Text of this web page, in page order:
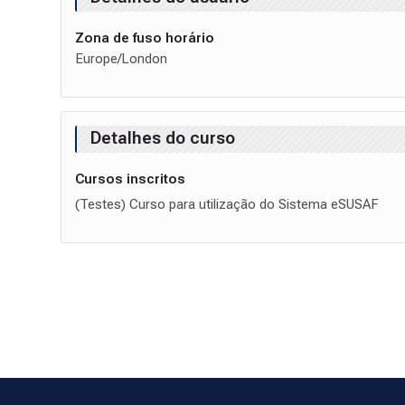
Zona de fuso horário
Europe/London
Detalhes do curso
Cursos inscritos
(Testes) Curso para utilização do Sistema eSUSAF